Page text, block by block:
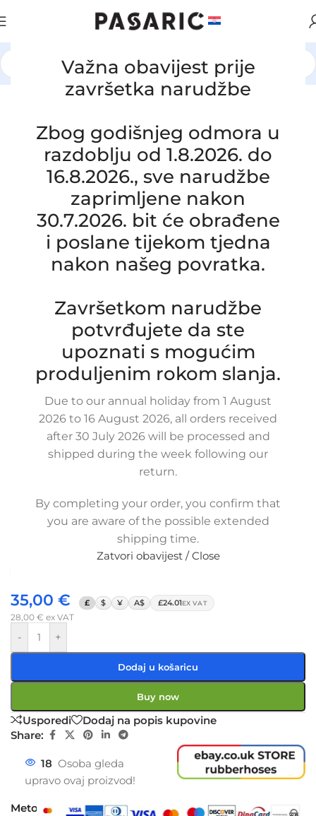
Važna obavijest prije
završetka narudžbe
Zbog godišnjeg odmora u
razdoblju od 1.8.2026. do
16.8.2026., sve narudžbe
zaprimljene nakon
30.7.2026. bit će obrađene
i poslane tijekom tjedna
nakon našeg povratka.
Završetkom narudžbe
potvrđujete da ste
upoznati s mogućim
produljenim rokom slanja.
Due to our annual holiday from 1 August
2026 to 16 August 2026, all orders received
after 30 July 2026 will be processed and
shipped during the week following our
return.
By completing your order, you confirm that
you are aware of the possible extended
shipping time.
Zatvori obavijest / Close
AUTOMOBILI / HYUNDAI / KIA
Click to enlarge
Zamjensko intercooler turbo cijev
HYUNDAI H-1 / STAREX 2.5 CRDI / TCI,
281734A480, 28173-4A480
8-1-31/OB
Garancija: 5 god jamstva
35,00 € £ $ ¥ A$ £24.01EX VAT
28,00 € ex VAT
- +
Dodaj u košaricu
Buy now
Usporedi
Dodaj na popis kupovine
Share:
18 Osoba gleda
upravo ovaj proizvod!
Metode